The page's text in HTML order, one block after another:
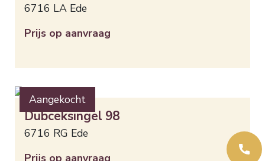
6716 LA Ede
Prijs op aanvraag
Aangekocht
Dubceksingel 98
6716 RG Ede
Prijs op aanvraag